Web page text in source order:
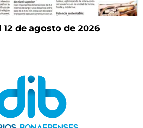
12 de agosto de 2026